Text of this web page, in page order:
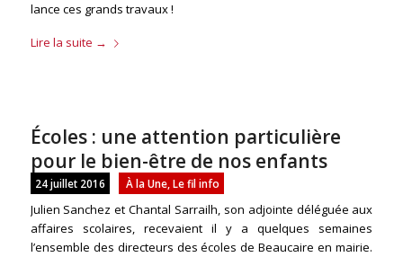
lance ces grands travaux !
Lire la suite →
Écoles : une attention particulière
pour le bien-être de nos enfants
24 juillet 2016 À la Une, Le fil info
Julien Sanchez et Chantal Sarrailh, son adjointe déléguée aux
affaires scolaires, recevaient il y a quelques semaines
l’ensemble des directeurs des écoles de Beaucaire en mairie.